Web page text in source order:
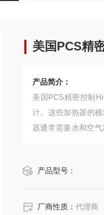
美国PCS精
产品简介：
美国PCS精密控制
计。这些加热器的
器通常需要水和空
产品型号：
厂商性质：代理商